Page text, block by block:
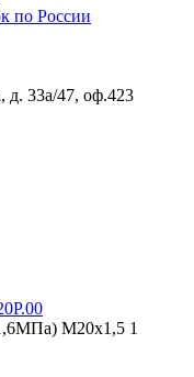
по России
д. 33а/47, оф.423
М20х1,5 1